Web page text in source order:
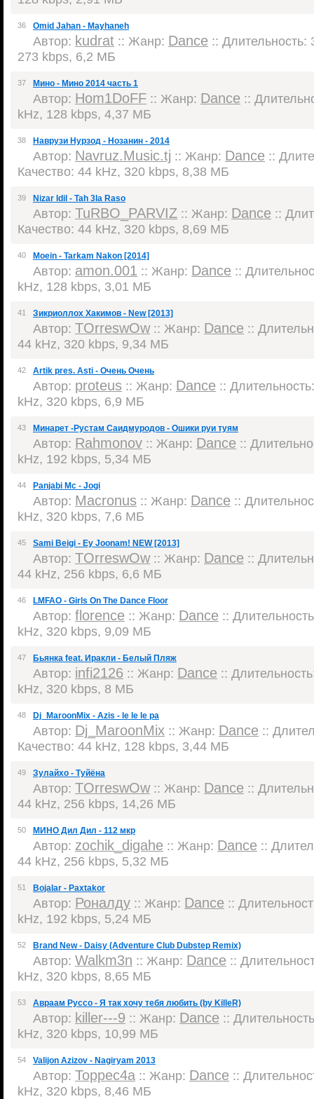
36 Omid Jahan - Mayhaneh
Автор: kudrat :: Жанр: Dance :: Длительность:
273 kbps, 6,2 МБ
37 Мино - Мино 2014 часть 1
Автор: Hom1DoFF :: Жанр: Dance ::
kHz, 128 kbps, 4,37 МБ
38 Наврузи Нурзод - Нозанин - 2014
Автор: Navruz.Music.tj :: Жанр: Dance ::
Качество: 44 kHz, 320 kbps, 8,38 МБ
39 Nizar Idil - Tah 3la Raso
Автор: TuRBO_PARVIZ :: Жанр: Dance ::
Качество: 44 kHz, 320 kbps, 8,69 МБ
40 Moein - Tarkam Nakon [2014]
Автор: amon.001 :: Жанр: Dance ::
kHz, 128 kbps, 3,01 МБ
41 Зикриоллох Хакимов - New [2013]
Автор: TOrreswOw:: Жанр: Dance ::
44 kHz, 320 kbps, 9,34 МБ
42 Artik pres. Asti - Очень Очень
Автор: proteus :: Жанр: Dance ::
kHz, 320 kbps, 6,9 МБ
43 Минарет -Рустам Саидмуродов - Ошики руи туям
Автор: Rahmonov :: Жанр: Dance ::
kHz, 192 kbps, 5,34 МБ
44 Panjabi Mc - Jogi
Автор: Macronus :: Жанр: Dance ::
kHz, 320 kbps, 7,6 МБ
45 Sami Beigi - Ey Joonam! NEW [2013]
Автор: TOrreswOw:: Жанр: Dance ::
44 kHz, 256 kbps, 6,6 МБ
46 LMFAO - Girls On The Dance Floor
Автор: florence :: Жанр: Dance ::
kHz, 320 kbps, 9,09 МБ
47 Бьянка feat. Иракли - Белый Пляж
Автор: infi2126 :: Жанр: Dance ::
kHz, 320 kbps, 8 МБ
48 Dj_MaroonMix - Azis - le le le pa
Автор: Dj_MaroonMix :: Жанр: Dance ::
Качество: 44 kHz, 128 kbps, 3,44 МБ
49 Зулайхо - Туйёна
Автор: TOrreswOw:: Жанр: Dance ::
44 kHz, 256 kbps, 14,26 МБ
50 МИНО Дил Дил - 112 мкр
Автор: zochik_digahe :: Жанр: Dance ::
44 kHz, 256 kbps, 5,32 МБ
51 Bojalar - Paxtakor
Автор: Роналду :: Жанр: Dance ::
kHz, 192 kbps, 5,24 МБ
52 Brand New - Daisy (Adventure Club Dubstep Remix)
Автор: Walkm3n :: Жанр: Dance ::
kHz, 320 kbps, 8,65 МБ
53 Авраам Руссо - Я так хочу тебя любить (by KilleR)
Автор: killer---9 :: Жанр: Dance ::
kHz, 320 kbps, 10,99 МБ
54 Valijon Azizov - Nagiryam 2013
Автор: Торрес4а :: Жанр: Dance ::
kHz, 320 kbps, 8,46 МБ